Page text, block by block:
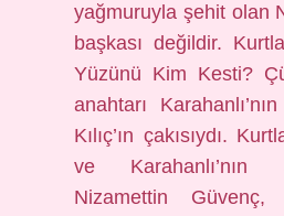
yağmuruyla şehit olan
başkası değildir.
Yüzünü Kim Kesti?
anahtarı
Kılıç’ın çakısıydı.
ve Karahanlı’nın
Nizamettin Güvenç,